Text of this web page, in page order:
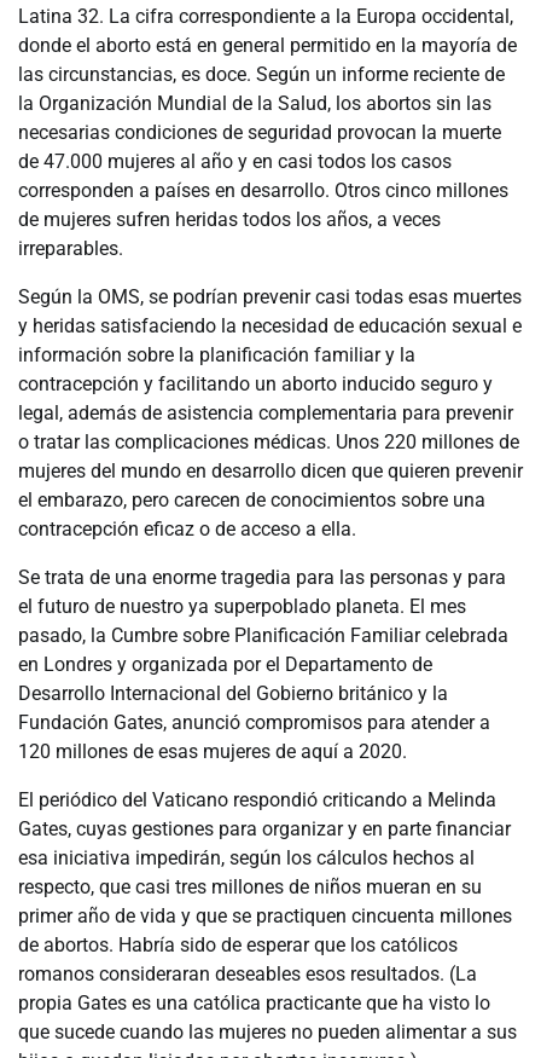
Latina 32. La cifra correspondiente a la Europa occidental,
donde el aborto está en general permitido en la mayoría de
las circunstancias, es doce. Según un informe reciente de
la Organización Mundial de la Salud, los abortos sin las
necesarias condiciones de seguridad provocan la muerte
de 47.000 mujeres al año y en casi todos los casos
corresponden a países en desarrollo. Otros cinco millones
de mujeres sufren heridas todos los años, a veces
irreparables.
Según la OMS, se podrían prevenir casi todas esas muertes
y heridas satisfaciendo la necesidad de educación sexual e
información sobre la planificación familiar y la
contracepción y facilitando un aborto inducido seguro y
legal, además de asistencia complementaria para prevenir
o tratar las complicaciones médicas. Unos 220 millones de
mujeres del mundo en desarrollo dicen que quieren prevenir
el embarazo, pero carecen de conocimientos sobre una
contracepción eficaz o de acceso a ella.
Se trata de una enorme tragedia para las personas y para
el futuro de nuestro ya superpoblado planeta. El mes
pasado, la Cumbre sobre Planificación Familiar celebrada
en Londres y organizada por el Departamento de
Desarrollo Internacional del Gobierno británico y la
Fundación Gates, anunció compromisos para atender a
120 millones de esas mujeres de aquí a 2020.
El periódico del Vaticano respondió criticando a Melinda
Gates, cuyas gestiones para organizar y en parte financiar
esa iniciativa impedirán, según los cálculos hechos al
respecto, que casi tres millones de niños mueran en su
primer año de vida y que se practiquen cincuenta millones
de abortos. Habría sido de esperar que los católicos
romanos consideraran deseables esos resultados. (La
propia Gates es una católica practicante que ha visto lo
que sucede cuando las mujeres no pueden alimentar a sus